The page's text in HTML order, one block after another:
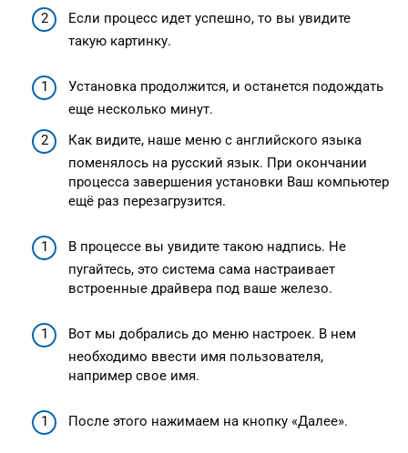
Если процесс идет успешно, то вы увидите
такую картинку.
Установка продолжится, и останется подождать
еще несколько минут.
Как видите, наше меню с английского языка
поменялось на русский язык. При окончании
процесса завершения установки Ваш компьютер
ещё раз перезагрузится.
В процессе вы увидите такою надпись. Не
пугайтесь, это система сама настраивает
встроенные драйвера под ваше железо.
Вот мы добрались до меню настроек. В нем
необходимо ввести имя пользователя,
например свое имя.
После этого нажимаем на кнопку «Далее».